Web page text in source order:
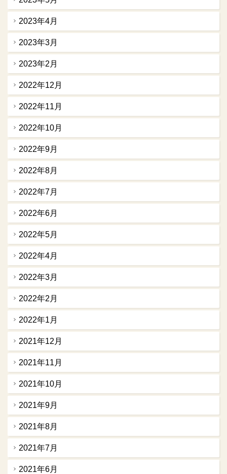
2023年4月
2023年3月
2023年2月
2022年12月
2022年11月
2022年10月
2022年9月
2022年8月
2022年7月
2022年6月
2022年5月
2022年4月
2022年3月
2022年2月
2022年1月
2021年12月
2021年11月
2021年10月
2021年9月
2021年8月
2021年7月
2021年6月